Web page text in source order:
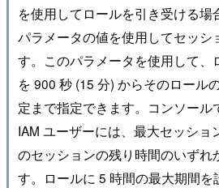
を使用してロールを引き受ける場
パラメータの値を使用してセッシ
す。このパラメータを使用して、
を 900 秒 (15 分) からそのロール
定まで指定できます。コンソール
IAM ユーザーには、最大セッショ
のセッションの残り時間のいずれ
す。ロールに 5 時間の最大期間を